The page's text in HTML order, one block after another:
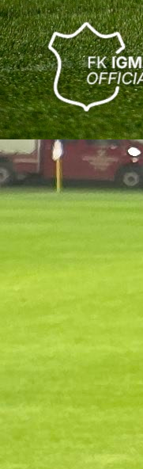
Premijer liga BiH
ZLATNI bodovi za